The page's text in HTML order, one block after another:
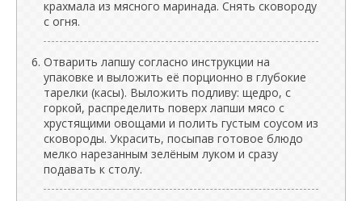
крахмала из мясного маринада. Снять сковороду
с огня.
Отварить лапшу согласно инструкции на
упаковке и выложить её порционно в глубокие
тарелки (касы). Выложить подливу: щедро, с
горкой, распределить поверх лапши мясо с
хрустящими овощами и полить густым соусом из
сковороды. Украсить, посыпав готовое блюдо
мелко нарезанным зелёным луком и сразу
подавать к столу.